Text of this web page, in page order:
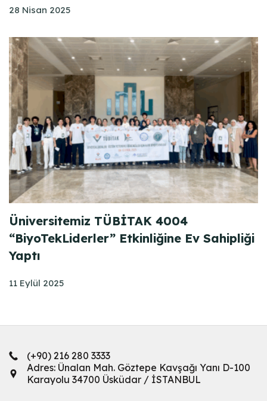
28 Nisan 2025
Üniversitemiz TÜBİTAK 4004
“BiyoTekLiderler” Etkinliğine Ev Sahipliği
Yaptı
11 Eylül 2025
(+90) 216 280 3333
Adres: Ünalan Mah. Göztepe Kavşağı Yanı D-100
Karayolu 34700 Üsküdar / İSTANBUL